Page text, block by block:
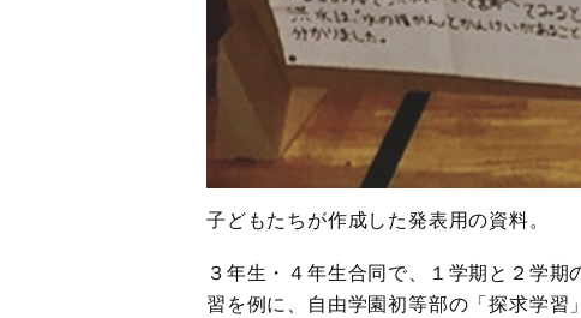
子どもたちが作成した発表用の資料
３年生・４年生合同で、１学期と２学
習を例に、自由学園初等部の「探求学習